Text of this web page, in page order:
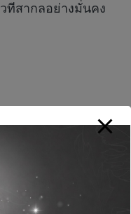
ทีสากลอย่างมั่นคง